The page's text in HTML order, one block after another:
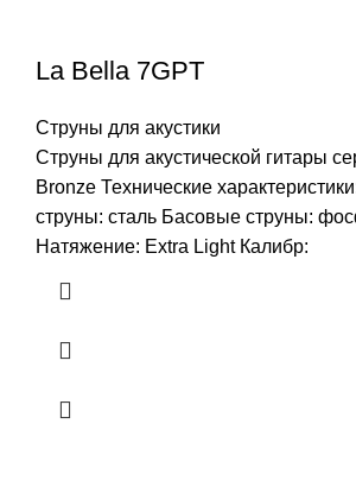
La Bella 7GPT
Струны для акустики
Струны для акустической гитары
Bronze Технические
струны: сталь Басовые струны:
Натяжение: Extra Light Калибр: